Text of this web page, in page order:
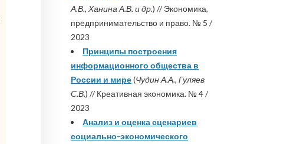
А.В., Ханина А.В. и др.) // Экономика,
предпринимательство и право. № 5 /
2023
Принципы построения
информационного общества в
России и мире(Чудин А.А., Гуляев
С.В.) // Креативная экономика. № 4 /
2023
Анализ и оценка сценариев
социально-экономического